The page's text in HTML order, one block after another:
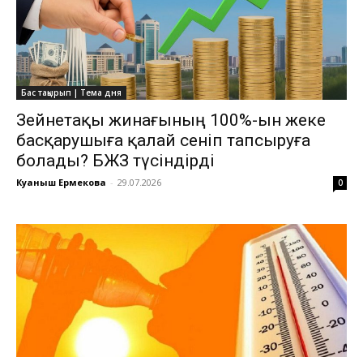
Бас тақырып | Тема дня
Зейнетақы жинағының 100%-ын жеке
басқарушыға қалай сеніп тапсыруға
болады? БЖЗҚ түсіндірді
Куаныш Ермекова - 29.07.2026 0